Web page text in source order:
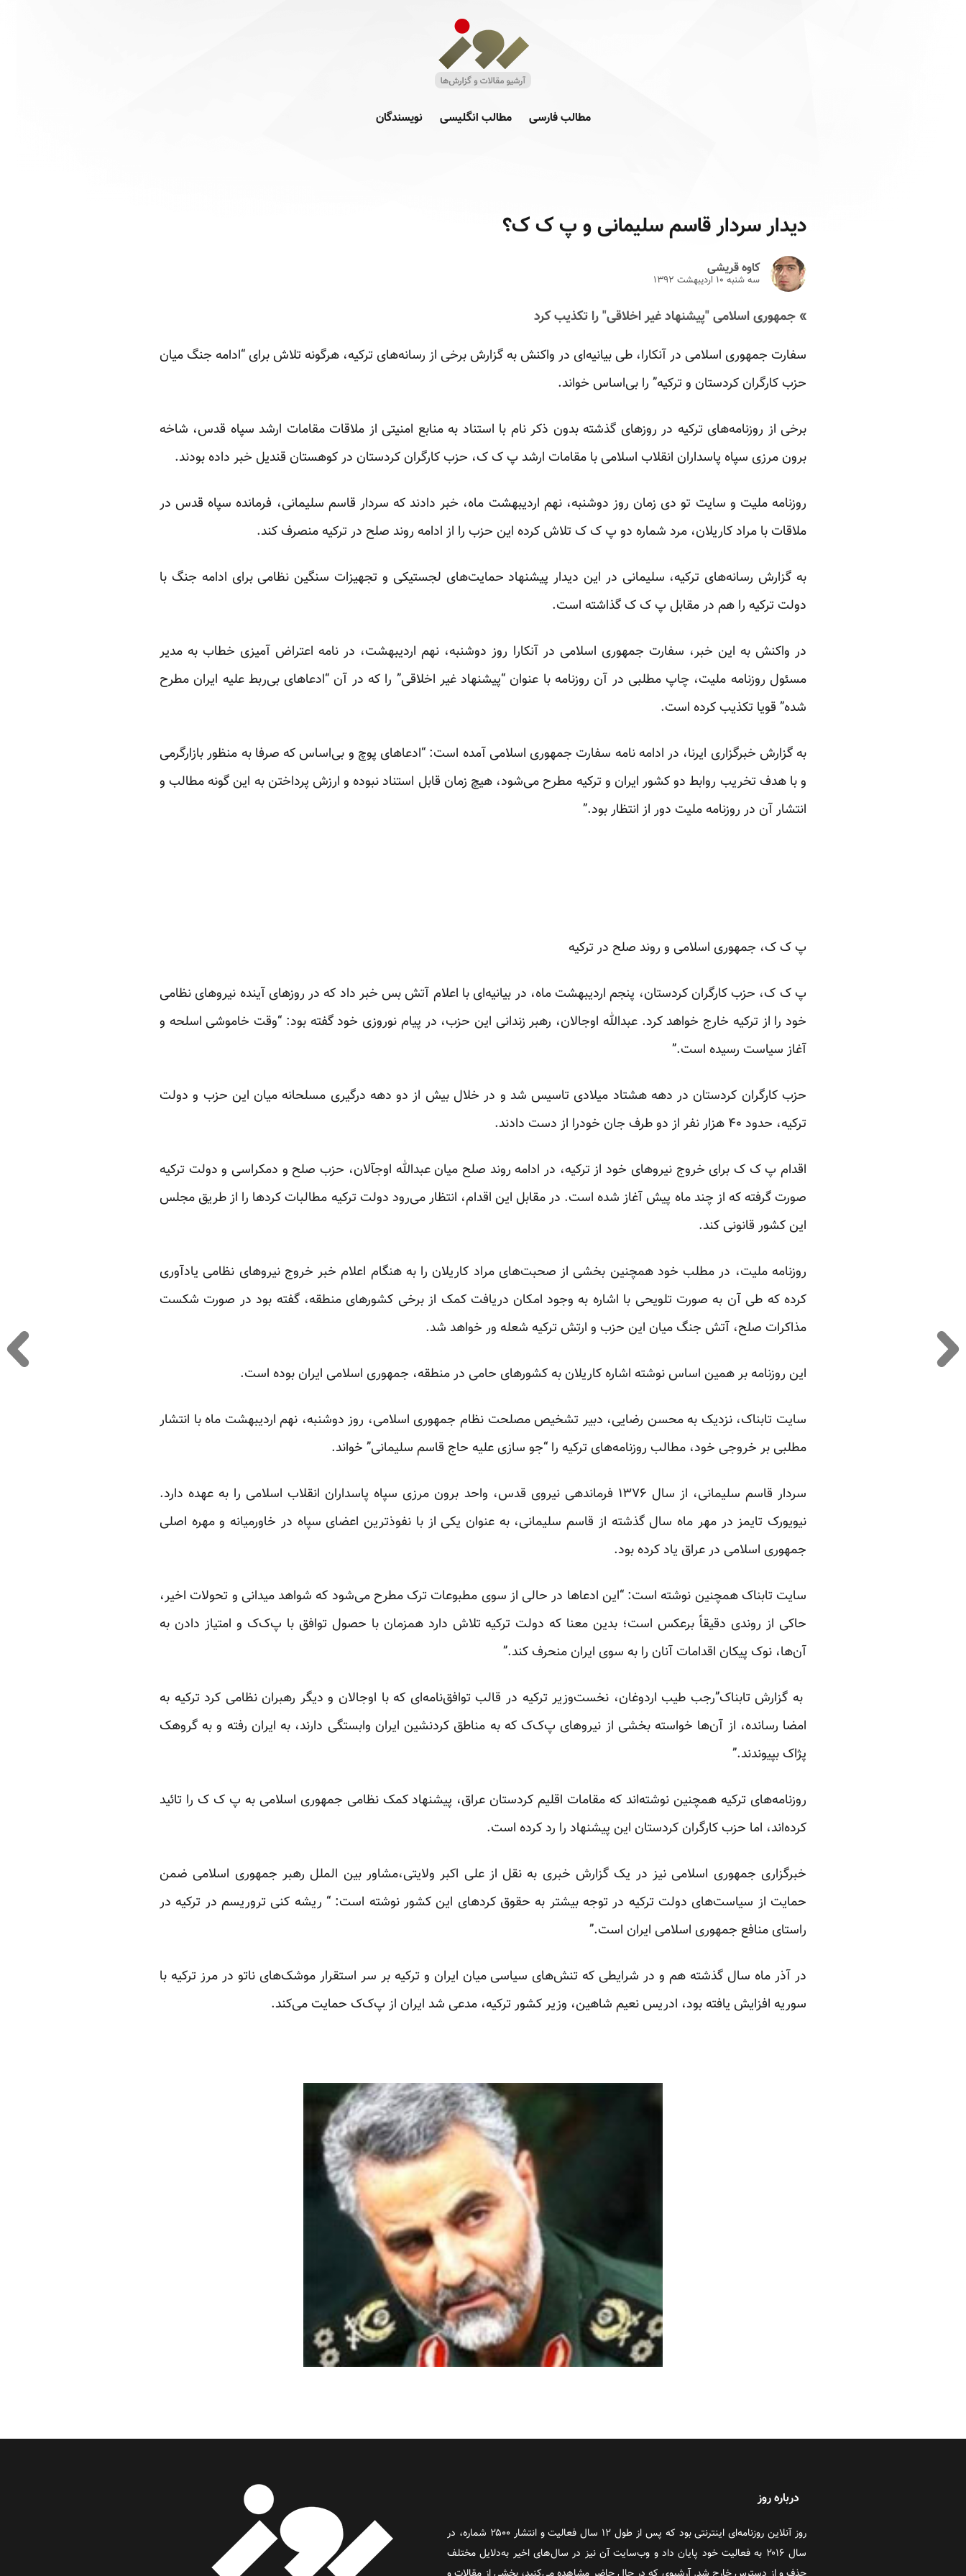
مطالب فارسی مطالب انگلیسی نویسندگان
دیدار سردار قاسم سلیمانی و پ ک ک؟
کاوه قریشی
سه شنبه ۱۰ ارديبهشت ۱۳۹۲
» جمهوری اسلامی "پیشنهاد غیر اخلاقی" را تکذیب کرد
سفارت جمهوری اسلامی در آنکارا، طی بیانیه‌ای در واکنش به گزارش برخی از رسانه‌های ترکیه، هرگونه تلاش برای “ادامه جنگ میان
حزب کارگران کردستان و ترکیه” را بی‌اساس خواند.
برخی از روزنامه‌های ترکیه در روزهای گذشته بدون ذکر نام با استناد به منابع امنیتی از ملاقات مقامات ارشد سپاه قدس، شاخه
برون مرزی سپاه پاسداران انقلاب اسلامی با مقامات ارشد پ ک ک، حزب کارگران کردستان در کوهستان قندیل خبر داده بودند.
روزنامه ملیت و سایت تو دی زمان روز دوشنبه، نهم اردیبهشت ماه، خبر دادند که سردار قاسم سلیمانی، فرمانده سپاه قدس در
ملاقات با مراد کاریلان، مرد شماره دو پ ک ک تلاش کرده این حزب را از ادامه روند صلح در ترکیه منصرف کند.
به گزارش رسانه‌های ترکیه، سلیمانی در این دیدار پیشنهاد حمایت‌های لجستیکی و تجهیزات سنگین نظامی برای ادامه جنگ با
دولت ترکیه را هم در مقابل پ ک ک گذاشته است.
در واکنش به این خبر، سفارت جمهوری اسلامی در آنکارا روز دوشنبه، نهم اردیبهشت، در نامه اعتراض آمیزی خطاب به مدیر
مسئول روزنامه ملیت، چاپ مطلبی در آن روزنامه با عنوان “پیشنهاد غیر اخلاقی” را که در آن “ادعاهای بی‌ربط علیه ایران مطرح
شده” قویا تکذیب کرده است.
به گزارش خبرگزاری ایرنا، در ادامه نامه سفارت جمهوری اسلامی آمده است: “ادعاهای پوچ و بی‌اساس که صرفا به منظور بازارگرمی
و با هدف تخریب روابط دو کشور ایران و ترکیه مطرح می‌شود، هیچ زمان قابل استناد نبوده و ارزش پرداختن به این گونه مطالب و
انتشار آن در روزنامه ملیت دور از انتظار بود.”
پ ک ک، جمهوری اسلامی و روند صلح در ترکیه
پ ک ک، حزب کارگران کردستان، پنجم اردیبهشت ماه، در بیانیه‌ای با اعلام آتش بس خبر داد که در روزهای آینده نیروهای نظامی
خود را از ترکیه خارج خواهد کرد. عبدالله اوجالان، رهبر زندانی این حزب، در پیام نوروزی خود گفته بود: “وقت خاموشی اسلحه و
آغاز سیاست رسیده است.”
حزب کارگران کردستان در دهه هشتاد میلادی تاسیس شد و در خلال بیش از دو دهه درگیری مسلحانه میان این حزب و دولت
ترکیه، حدود ۴۰ هزار نفر از دو طرف جان خودرا از دست دادند.
اقدام پ ک ک برای خروج نیروهای خود از ترکیه، در ادامه روند صلح میان عبدالله اوجآلان، حزب صلح و دمکراسی و دولت ترکیه
صورت گرفته که از چند ماه پیش آغاز شده است. در مقابل این اقدام، انتظار می‌رود دولت ترکیه مطالبات کرد‌ها را از طریق مجلس
این کشور قانونی کند.
روزنامه ملیت، در مطلب خود همچنین بخشی از صحبت‌های مراد کاریلان را به هنگام اعلام خبر خروج نیروهای نظامی یادآوری
کرده که طی آن به صورت تلویحی با اشاره به وجود امکان دریافت کمک‌ از برخی کشورهای منطقه، گفته بود در صورت شکست
مذاکرات صلح، آتش جنگ میان این حزب و ارتش ترکیه شعله ور خواهد شد.
این روزنامه بر همین اساس نوشته اشاره کاریلان به کشورهای حامی در منطقه، جمهوری اسلامی ایران بوده است.
سایت تابناک، نزدیک به محسن رضایی، دبیر تشخیص مصلحت نظام جمهوری اسلامی، روز دوشنبه، نهم اردیبهشت ماه با انتشار
مطلبی بر خروجی خود، مطالب روزنامه‌های ترکیه را “جو سازی علیه حاج قاسم سلیمانی” خواند.
سردار قاسم سلیمانی، از سال ۱۳۷۶ فرماندهی نیروی قدس، واحد برون مرزی سپاه پاسداران انقلاب اسلامی را به عهده دارد.
نیویورک تایمز در مهر ماه سال گذشته از قاسم سلیمانی، به عنوان یکی از با نفوذترین اعضای سپاه در خاورمیانه و مهره اصلی
جمهوری اسلامی در عراق یاد کرده بود.
سایت تابناک همچنین نوشته است: “این ادعا‌ها در حالی از سوی مطبوعات ترک مطرح می‌شود که شواهد میدانی و تحولات اخیر،
حاکی از روندی دقیقاً برعکس است؛ بدین معنا که دولت ترکیه تلاش دارد همزمان با حصول توافق با پ‌ک‌ک و امتیاز دادن به
آن‌ها، نوک پیکان اقدامات آنان را به سوی ایران منحرف کند.”
به گزارش تابناک”رجب طیب اردوغان، نخست‌وزیر ترکیه در قالب توافق‌نامه‌ای که با اوجالان و دیگر رهبران نظامی کرد ترکیه به
امضا رسانده‌، از آن‌ها خواسته بخشی از نیروهای پ‌ک‌ک که به مناطق کردنشین ایران وابستگی دارند، به ایران رفته و به گروهک
پژاک بپیوندند.”
روزنامه‌های ترکیه همچنین نوشته‌اند که مقامات اقلیم کردستان عراق، پیشنهاد کمک‌ نظامی جمهوری اسلامی به پ ک ک را تائید
کرده‌اند، اما حزب کارگران کردستان این پیشنهاد را رد کرده است.
خبرگزاری جمهوری اسلامی نیز در یک گزارش خبری به نقل از علی اکبر ولایتی،مشاور بین الملل رهبر جمهوری اسلامی ضمن
حمایت از سیاست‌های دولت ترکیه در توجه بیشتر به حقوق کردهای این کشور نوشته است: “ ریشه کنی تروریسم در ترکیه در
راستای منافع جمهوری اسلامی ایران است.”
در آذر ماه سال گذشته هم و در شرایطی که تنش‌های سیاسی میان ایران و ترکیه بر سر استقرار موشک‌های ناتو در مرز ترکیه با
سوریه افزایش یافته بود، ادریس نعیم شاهین، وزیر کشور ترکیه، مدعی شد ایران از پ‌ک‌ک حمایت می‌کند.
درباره روز
روز آنلاین روزنامه‌ای اینترنتی بود که پس از طول ۱۲ سال فعالیت و انتشار ۲۵۰۰ شماره، در
سال ۲۰۱۶ به فعالیت خود پایان داد و وب‌سایت آن نیز در سال‌های اخیر به‌دلایل مختلف